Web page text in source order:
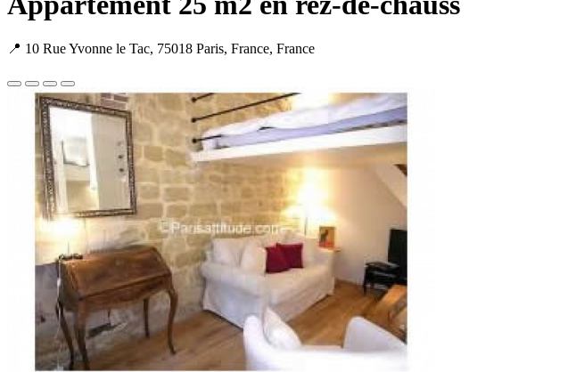
📍 10 Rue Yvonne le Tac, 75018 Paris, France, France